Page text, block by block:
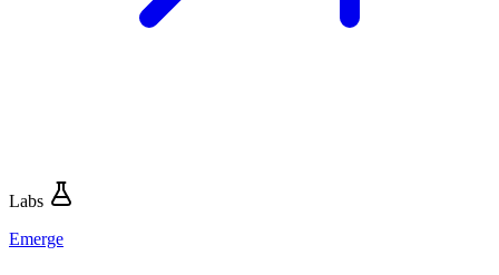
Labs
Emerge